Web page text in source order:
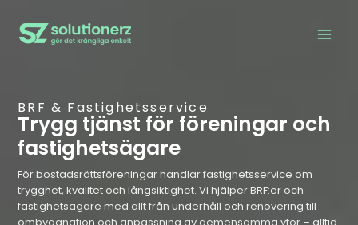
BRF & Fastighetsservice
Trygg tjänst för föreningar och
fastighetsägare
För bostadsrättsföreningar handlar fastighetsservice om
trygghet, kvalitet och långsiktighet. Vi hjälper BRF:er och
fastighetsägare med allt från underhåll och renovering till